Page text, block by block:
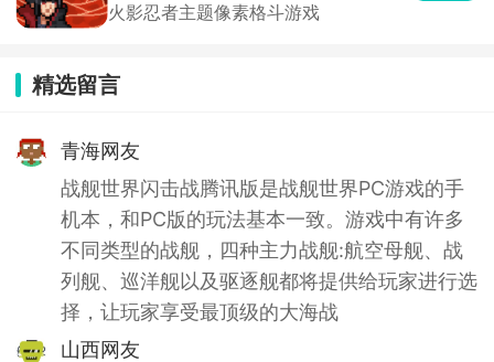
火影忍者主题像素格斗游戏
精选留言
青海网友
战舰世界闪击战腾讯版是战舰世界PC游戏的手
机本，和PC版的玩法基本一致。游戏中有许多
不同类型的战舰，四种主力战舰:航空母舰、战
列舰、巡洋舰以及驱逐舰都将提供给玩家进行选
择，让玩家享受最顶级的大海战
山西网友